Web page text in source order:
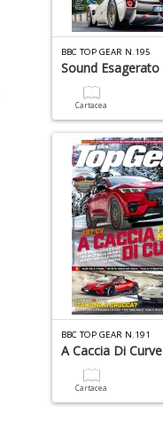
BBC TOP GEAR N.195
Sound Esagerato
Cartacea
BBC TOP GEAR N.191
A Caccia Di Curve
Cartacea